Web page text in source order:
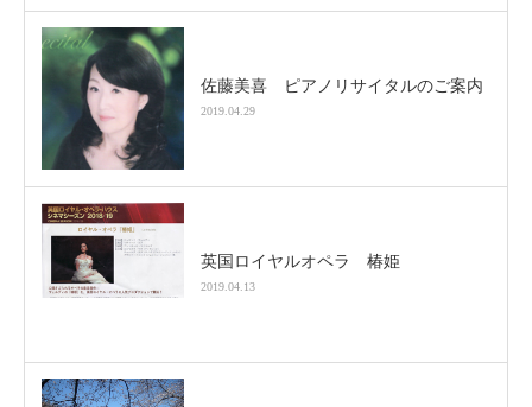
佐藤美喜 ピアノリサイタルのご案内
2019.04.29
英国ロイヤルオペラ 椿姫
2019.04.13